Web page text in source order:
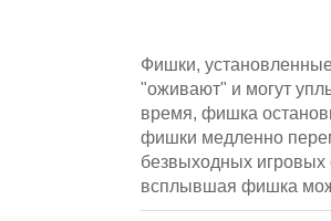
Фишки,
"оживают" и могут
время, фишка
фишки медленно
безвыходных игровых
всплывшая фишка